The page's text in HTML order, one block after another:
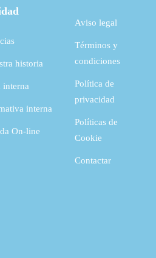
historia
interna
interna
On-line
Aviso legal
Términos y
condiciones
Política de
privacidad
Políticas de
Cookie
Contactar